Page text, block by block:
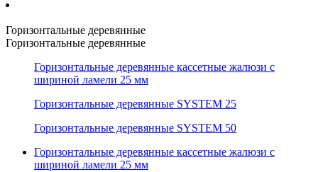
Горизонтальные деревянные
Горизонтальные деревянные
Горизонтальные деревянные кассетные жалюзи с
шириной ламели 25 мм
Горизонтальные деревянные SYSTEM 25
Горизонтальные деревянные SYSTEM 50
Горизонтальные деревянные кассетные жалюзи с
шириной ламели 25 мм